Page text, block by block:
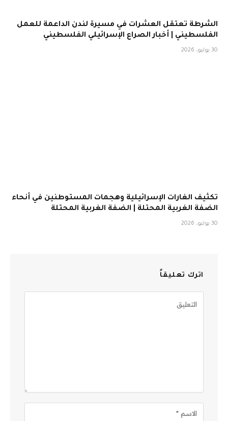
الشرطة تعتقل العشرات في مسيرة لندن الداعمة للعمل
الفلسطيني | أخبار الصراع الإسرائيلي الفلسطيني
30 يوليو، 2026
تكثيف الغارات الإسرائيلية وهجمات المستوطنين في أنحاء
الضفة الغربية المحتلة | الضفة الغربية المحتلة
30 يوليو، 2026
اترك تعليقاً